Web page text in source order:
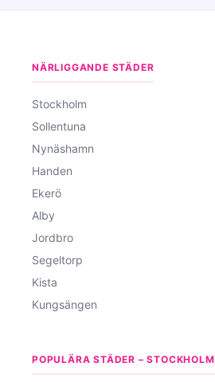
NÄRLIGGANDE STÄDER
Stockholm
Sollentuna
Nynäshamn
Handen
Ekerö
Alby
Jordbro
Segeltorp
Kista
Kungsängen
POPULÄRA STÄDER – STOCKHOLM